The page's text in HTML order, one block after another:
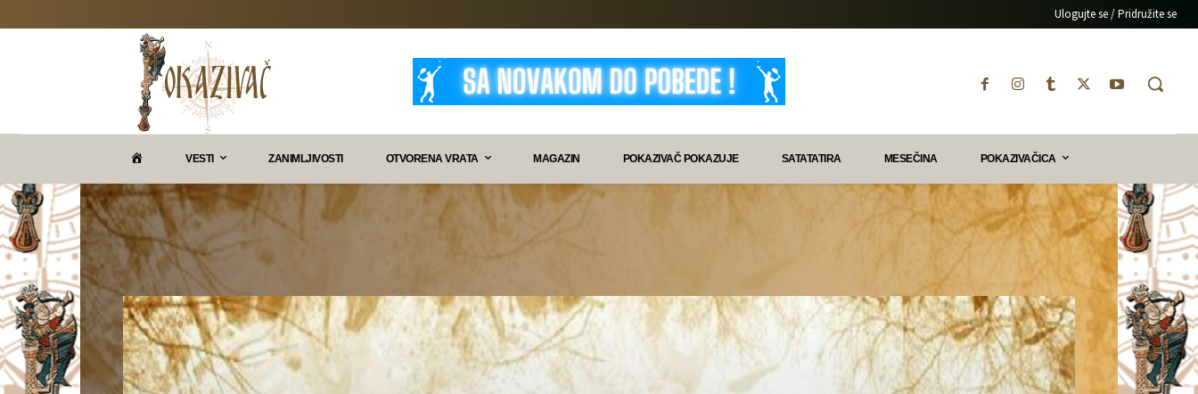
Ulogujte se / Pridružite se
O
K
A
Z
VESTI ZANIMLJIVOSTI OTVORENA VRATA MAGAZIN POKAZIVAČ POKAZUJE SATATATIRA MESEČINA POKAZIVAČICA